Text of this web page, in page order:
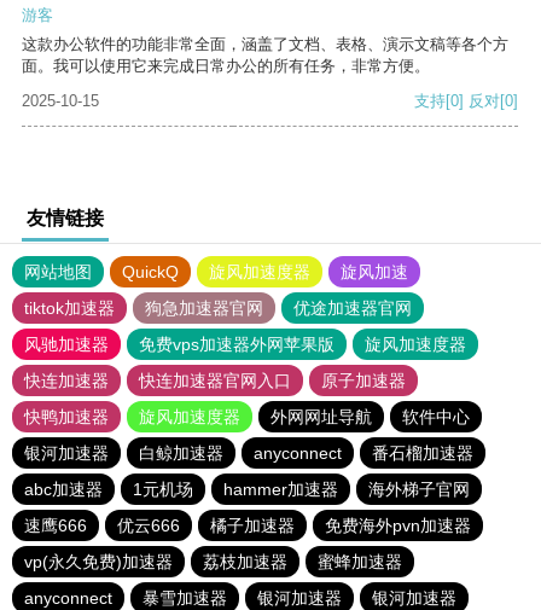
游客
这款办公软件的功能非常全面，涵盖了文档、表格、演示文稿等各个方
面。我可以使用它来完成日常办公的所有任务，非常方便。
2025-10-15
支持[0] 反对[0]
友情链接
网站地图 QuickQ 旋风加速度器
旋风加速
tiktok加速器
狗急加速器官网
优途加速器官网
风驰加速器
免费vps加速器外网苹果版
旋风加速度器
快连加速器
快连加速器官网入口
原子加速器
快鸭加速器
旋风加速度器 外网网址导航
软件中心
银河加速器
白鲸加速器 anyconnect
番石榴加速器
abc加速器
1元机场 hammer加速器
海外梯子官网
速鹰666
优云666 橘子加速器
免费海外pvn加速器
vp(永久免费)加速器
荔枝加速器
蜜蜂加速器
anyconnect
暴雪加速器 银河加速器 银河加速器